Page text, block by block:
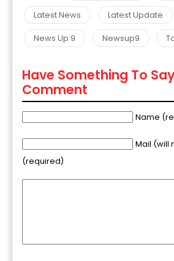
Latest News
Latest Update
News Up 9
Newsup9
Have Something To
Comment
Name
Mail (will
(required)